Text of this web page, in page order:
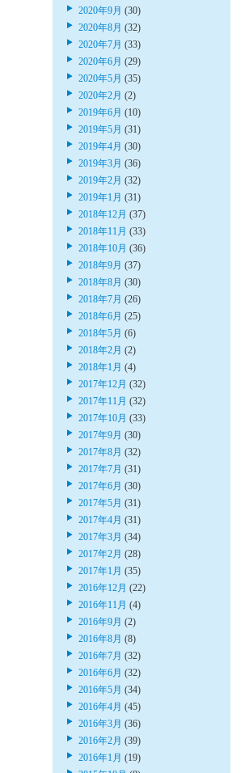
2020年9月 (30)
2020年8月 (32)
2020年7月 (33)
2020年6月 (29)
2020年5月 (35)
2020年2月 (2)
2019年6月 (10)
2019年5月 (31)
2019年4月 (30)
2019年3月 (36)
2019年2月 (32)
2019年1月 (31)
2018年12月 (37)
2018年11月 (33)
2018年10月 (36)
2018年9月 (37)
2018年8月 (30)
2018年7月 (26)
2018年6月 (25)
2018年5月 (6)
2018年2月 (2)
2018年1月 (4)
2017年12月 (32)
2017年11月 (32)
2017年10月 (33)
2017年9月 (30)
2017年8月 (32)
2017年7月 (31)
2017年6月 (30)
2017年5月 (31)
2017年4月 (31)
2017年3月 (34)
2017年2月 (28)
2017年1月 (35)
2016年12月 (22)
2016年11月 (4)
2016年9月 (2)
2016年8月 (8)
2016年7月 (32)
2016年6月 (32)
2016年5月 (34)
2016年4月 (45)
2016年3月 (36)
2016年2月 (39)
2016年1月 (19)